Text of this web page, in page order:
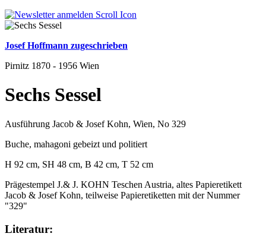
Josef Hoffmann zugeschrieben
Pirnitz 1870 - 1956 Wien
Sechs Sessel
Ausführung Jacob & Josef Kohn, Wien, No 329
Buche, mahagoni gebeizt und politiert
H 92 cm, SH 48 cm, B 42 cm, T 52 cm
Prägestempel J.& J. KOHN Teschen Austria, altes Papieretikett
Jacob & Josef Kohn, teilweise Papieretiketten mit der Nummer
"329"
Literatur: